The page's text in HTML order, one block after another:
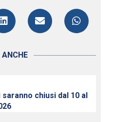
ANCHE
saranno chiusi dal 10 al